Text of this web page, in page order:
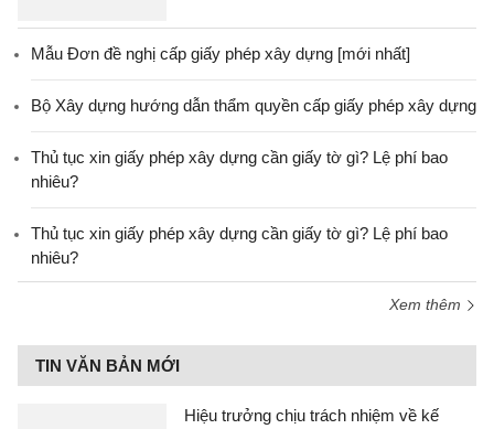
Mẫu Đơn đề nghị cấp giấy phép xây dựng [mới nhất]
Bộ Xây dựng hướng dẫn thẩm quyền cấp giấy phép xây dựng
Thủ tục xin giấy phép xây dựng cần giấy tờ gì? Lệ phí bao
nhiêu?
Thủ tục xin giấy phép xây dựng cần giấy tờ gì? Lệ phí bao
nhiêu?
Xem thêm
TIN VĂN BẢN MỚI
Hiệu trưởng chịu trách nhiệm về kế